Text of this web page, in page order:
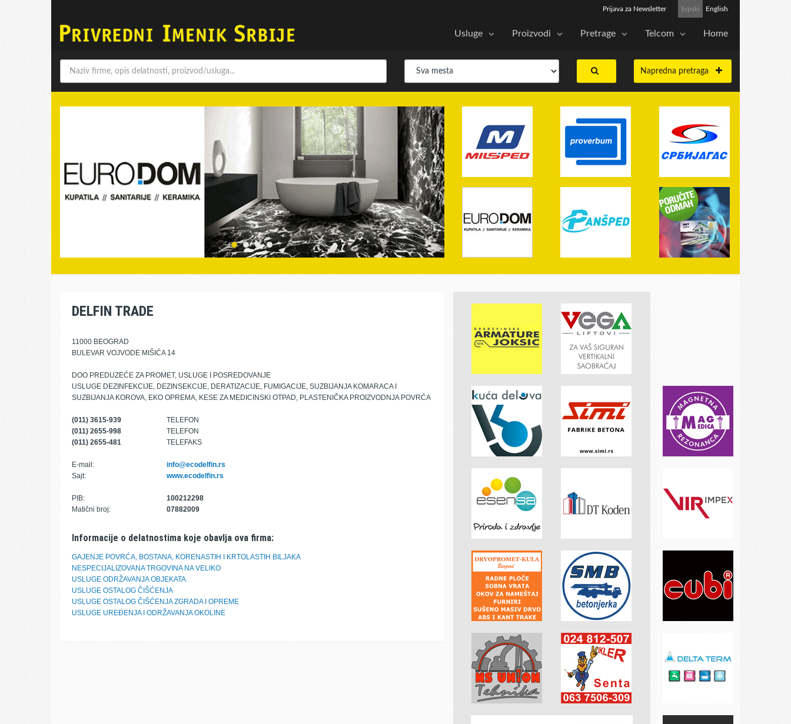
Srpski English
Prijava za Newsletter
Usluge Proizvodi Pretrage Telcom Home
Napredna pretraga
DELFIN TRADE
11000 BEOGRAD
BULEVAR VOJVODE MIŠIĆA 14
DOO PREDUZEĆE ZA PROMET, USLUGE I POSREDOVANJE
USLUGE DEZINFEKCIJE, DEZINSEKCIJE, DERATIZACIJE, FUMIGACIJE, SUZBIJANJA KOMARACA I
SUZBIJANJA KOROVA, EKO OPREMA, KESE ZA MEDICINSKI OTPAD, PLASTENIČKA PROIZVODNJA POVRĆA
(011) 3615-939
TELEFON
(011) 2655-998
TELEFON
(011) 2655-481
TELEFAKS
E-mail:
info@ecodelfin.rs
Sajt:
www.ecodelfin.rs
PIB:
100212298
Matični broj:
07882009
Informacije o delatnostima koje obavlja ova firma:
GAJENJE POVRĆA, BOSTANA, KORENASTIH I KRTOLASTIH BILJAKA
NESPECIJALIZOVANA TRGOVINA NA VELIKO
USLUGE ODRŽAVANJA OBJEKATA
USLUGE OSTALOG ČIŠĆENJA
USLUGE OSTALOG ČIŠĆENJA ZGRADA I OPREME
USLUGE UREĐENJA I ODRŽAVANJA OKOLINE